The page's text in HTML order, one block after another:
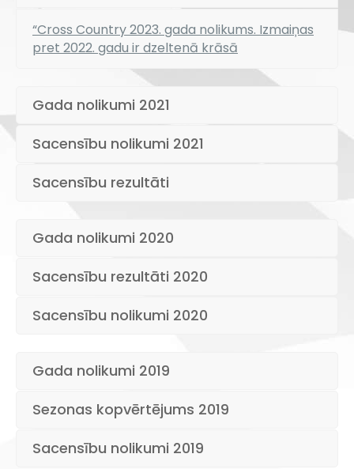
“Cross Country 2023. gada nolikums. Izmaiņas
pret 2022. gadu ir dzeltenā krāsā
Gada nolikumi 2021
Sacensību nolikumi 2021
Sacensību rezultāti
Gada nolikumi 2020
Sacensību rezultāti 2020
Sacensību nolikumi 2020
Gada nolikumi 2019
Sezonas kopvērtējums 2019
Sacensību nolikumi 2019